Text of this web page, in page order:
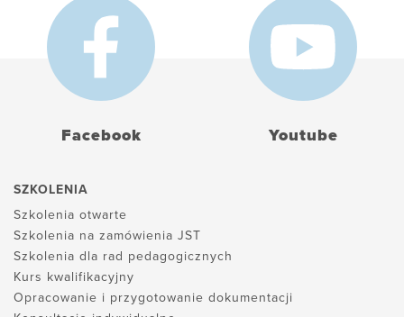
Facebook Youtube
SZKOLENIA
Szkolenia otwarte
Szkolenia na zamówienia JST
Szkolenia dla rad pedagogicznych
Kurs kwalifikacyjny
Opracowanie i przygotowanie dokumentacji